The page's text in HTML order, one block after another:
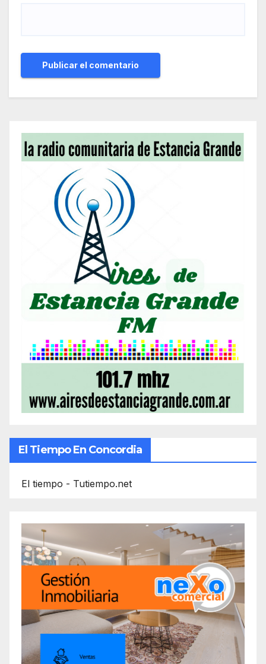
El Tiempo En Concordia
El tiempo - Tutiempo.net